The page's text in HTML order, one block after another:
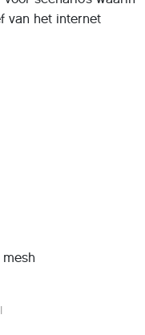
van het internet